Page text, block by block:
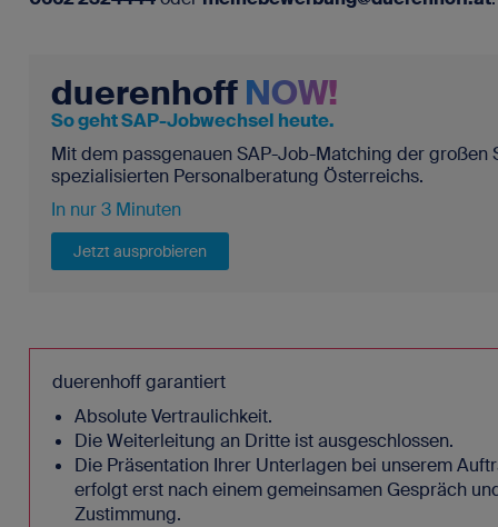
duerenhoff NOW!
So geht SAP-Jobwechsel heute.
Mit dem passgenauen SAP-Job-Matching der großen
spezialisierten Personalberatung Österreichs.
In nur 3 Minuten
Jetzt ausprobieren
duerenhoff garantiert
Absolute Vertraulichkeit.
Die Weiterleitung an Dritte ist ausgeschlossen.
Die Präsentation Ihrer Unterlagen bei unserem
erfolgt erst nach einem gemeinsamen Gespräch
Zustimmung.